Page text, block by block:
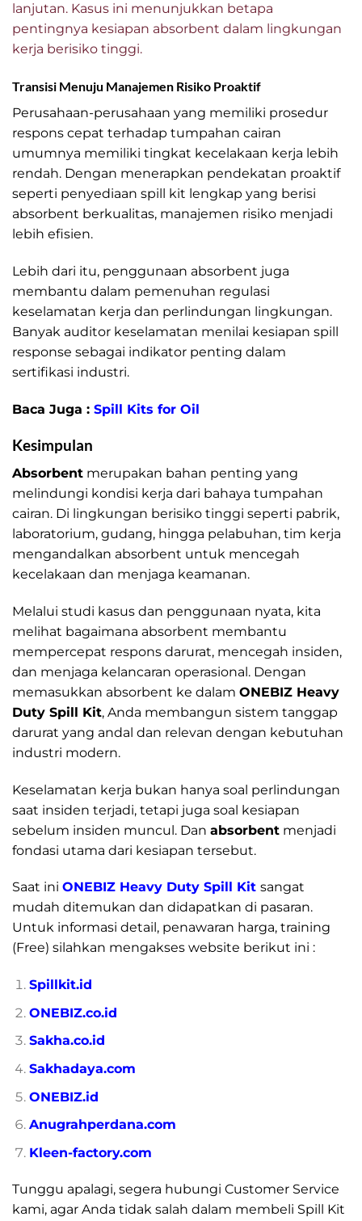
lanjutan. Kasus ini menunjukkan betapa
pentingnya kesiapan absorbent dalam lingkungan
kerja berisiko tinggi.
Transisi Menuju Manajemen Risiko Proaktif
Perusahaan-perusahaan yang memiliki prosedur
respons cepat terhadap tumpahan cairan
umumnya memiliki tingkat kecelakaan kerja lebih
rendah. Dengan menerapkan pendekatan proaktif
seperti penyediaan spill kit lengkap yang berisi
absorbent berkualitas, manajemen risiko menjadi
lebih efisien.
Lebih dari itu, penggunaan absorbent juga
membantu dalam pemenuhan regulasi
keselamatan kerja dan perlindungan lingkungan.
Banyak auditor keselamatan menilai kesiapan spill
response sebagai indikator penting dalam
sertifikasi industri.
Baca Juga : Spill Kits for Oil
Kesimpulan
Absorbent merupakan bahan penting yang
melindungi kondisi kerja dari bahaya tumpahan
cairan. Di lingkungan berisiko tinggi seperti pabrik,
laboratorium, gudang, hingga pelabuhan, tim kerja
mengandalkan absorbent untuk mencegah
kecelakaan dan menjaga keamanan.
Melalui studi kasus dan penggunaan nyata, kita
melihat bagaimana absorbent membantu
mempercepat respons darurat, mencegah insiden,
dan menjaga kelancaran operasional. Dengan
memasukkan absorbent ke dalam ONEBIZ Heavy
Duty Spill Kit, Anda membangun sistem tanggap
darurat yang andal dan relevan dengan kebutuhan
industri modern.
Keselamatan kerja bukan hanya soal perlindungan
saat insiden terjadi, tetapi juga soal kesiapan
sebelum insiden muncul. Dan absorbent menjadi
fondasi utama dari kesiapan tersebut.
Saat ini ONEBIZ Heavy Duty Spill Kit sangat
mudah ditemukan dan didapatkan di pasaran.
Untuk informasi detail, penawaran harga, training
(Free) silahkan mengakses website berikut ini :
Spillkit.id
ONEBIZ.co.id
Sakha.co.id
Sakhadaya.com
ONEBIZ.id
Anugrahperdana.com
Kleen-factory.com
Tunggu apalagi, segera hubungi Customer Service
kami, agar Anda tidak salah dalam membeli Spill Kit